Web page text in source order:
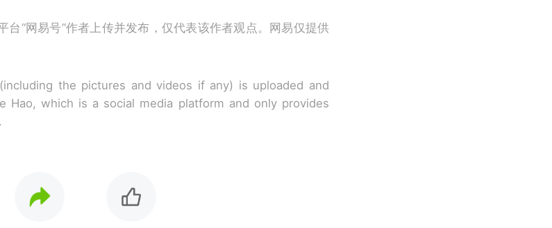
台“网易号”作者上传并发布，仅代表该作者观点。网易仅提供
the pictures and videos if any) is uploaded and
Hao, which is a social media platform and only provides